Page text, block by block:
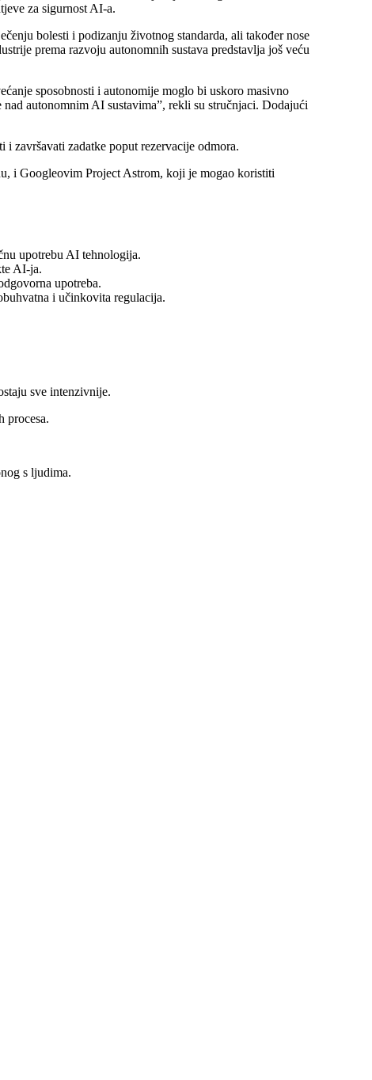
za sigurnost AI-a.
bolesti i podizanju životnog standarda, ali također nose
prema razvoju autonomnih sustava predstavlja još veću
sposobnosti i autonomije moglo bi uskoro masivno
autonomnim AI sustavima”, rekli su stručnjaci. Dodajući
završavati zadatke poput rezervacije odmora.
i Googleovim Project Astrom, koji je mogao koristiti
upotrebu AI tehnologija.
AI-ja.
upotreba.
i učinkovita regulacija.
sve intenzivnije.
procesa.
s ljudima.